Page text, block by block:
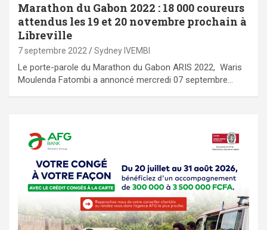
Marathon du Gabon 2022 : 18 000 coureurs
attendus les 19 et 20 novembre prochain à
Libreville
7 septembre 2022 Sydney IVEMBI
Le porte-parole du Marathon du Gabon ARIS 2022, Waris
Moulenda Fatombi a annoncé mercredi 07 septembre…